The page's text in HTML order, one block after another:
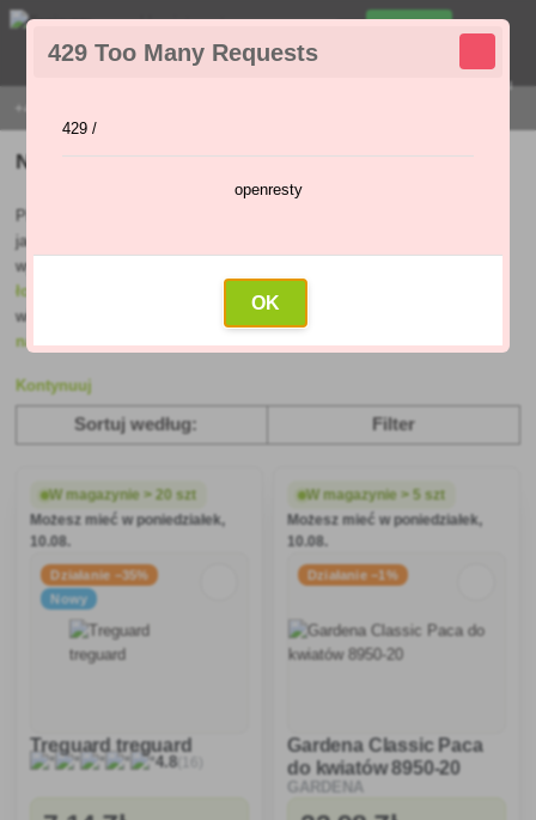
429 Too Many Requests
429 /
openresty
OK
+421 915 420 295 | PONIEDZIAŁEK - PIĄTEK 9:00 - 16:00
Menu
Narzędzia ogrodowe
Pielęgnacja ogrodu będzie przyjemna i relaksująca dzięki wysokiej
jakości narzędziom ogrodniczym fińskiej firmy
wysokiej jakości
łopaty i zagęszczarki
noże do szczepienia
wiele więcej. Czy wiesz, jak wybrać idealne narzędzia?
nasze wskazówki.
Kontynuuj
Sortuj według: Filter
W magazynie > 20 szt
Możesz mieć w poniedziałek,
10.08.
Działanie −35%
Nowy
Treguard treguard
4.8(16)
W magazynie > 5 szt
Możesz mieć w poniedziałek,
10.08.
Działanie −1%
Gardena Classic Paca
do kwiatów 8950-20
GARDENA